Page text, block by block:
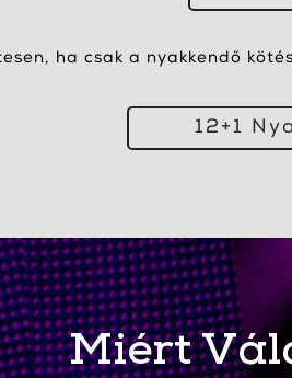
ha csak a nyakkendő
12+1
Miért